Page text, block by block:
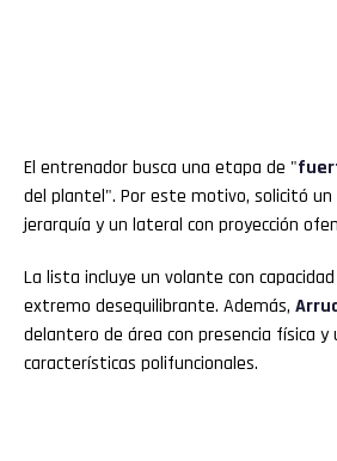
El entrenador busca una etapa de "
del plantel". Por este motivo, solicitó
jerarquía y un lateral con proyección
La lista incluye un volante con
extremo desequilibrante. Además,
delantero de área con presencia física y
características polifuncionales.